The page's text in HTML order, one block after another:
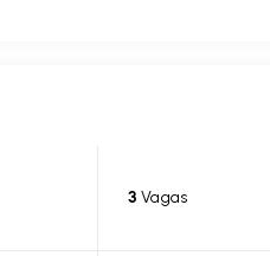
3 Vagas